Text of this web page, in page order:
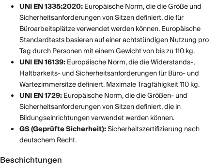
UNI EN 1335:2020:Europäische Norm, die die Größe und
Sicherheitsanforderungen von Sitzen definiert, die für
Büroarbeitsplätze verwendet werden können. Europäische
Standardtests basieren auf einer achtstündigen Nutzung pro
Tag durch Personen mit einem Gewicht von bis zu 110 kg.
UNI EN 16139:Europäische Norm, die die Widerstands-,
Haltbarkeits- und Sicherheitsanforderungen für Büro- und
Wartezimmersitze definiert. Maximale Tragfähigkeit 110 kg.
UNI EN 1729:Europäische Norm, die die Größen- und
Sicherheitsanforderungen von Sitzen definiert, die in
Bildungseinrichtungen verwendet werden können.
GS (Geprüfte Sicherheit):Sicherheitszertifizierung nach
deutschem Recht.
Beschichtungen